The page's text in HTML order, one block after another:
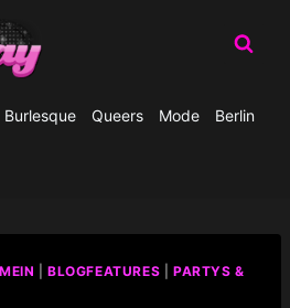
Burlesque Queers Mode Berlin
|BLOGFEATURES |PARTYS &